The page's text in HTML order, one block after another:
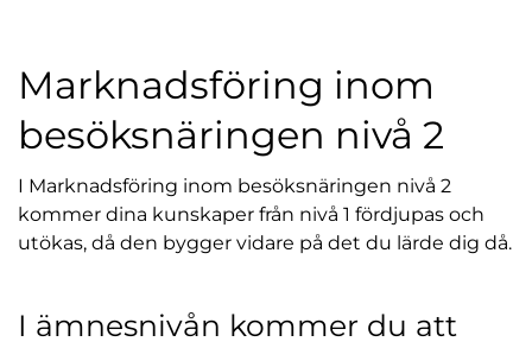
Marknadsföring inom
besöksnäringen nivå 2
I Marknadsföring inom besöksnäringen nivå 2
kommer dina kunskaper från nivå 1 fördjupas och
utökas, då den bygger vidare på det du lärde dig då.
I ämnesnivån kommer du att